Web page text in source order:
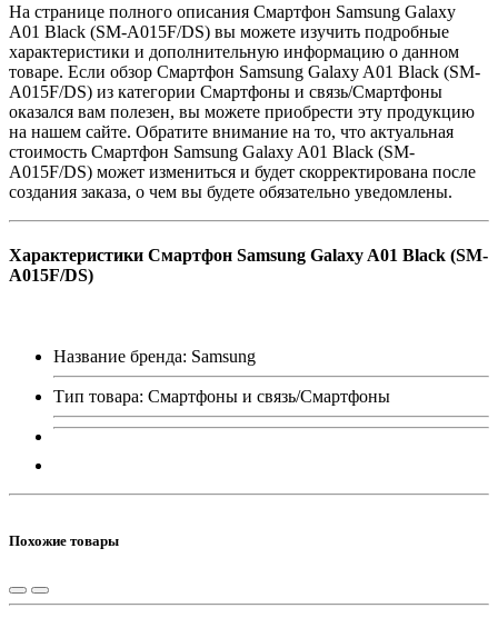
На странице полного описания Смартфон Samsung Galaxy
A01 Black (SM-A015F/DS) вы можете изучить подробные
характеристики и дополнительную информацию о данном
товаре. Если обзор Смартфон Samsung Galaxy A01 Black (SM-
A015F/DS) из категории Смартфоны и связь/Смартфоны
оказался вам полезен, вы можете приобрести эту продукцию
на нашем сайте. Обратите внимание на то, что актуальная
стоимость Смартфон Samsung Galaxy A01 Black (SM-
A015F/DS) может измениться и будет скорректирована после
создания заказа, о чем вы будете обязательно уведомлены.
Характеристики Смартфон Samsung Galaxy A01 Black (SM-
A015F/DS)
Название бренда: Samsung
Тип товара: Смартфоны и связь/Смартфоны
Похожие товары